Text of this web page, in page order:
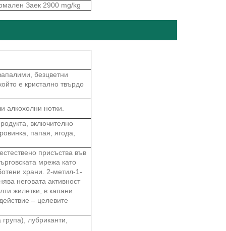
Заек 2900 mg/kg
безцветни
е кристално твърдо
алкохолни нотки.
включително
папая, ягода,
присъства във
мрежа като
храни. 2-метил-1-
неговата активност
жилетки, в капани.
– целевите
лубриканти,